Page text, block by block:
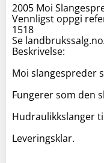
2005 Moi
Vennligst oppgi
1518
Se
Beskrivelse:
Moi slangespreder
Fungerer som den
Hudraulikkslanger
Leveringsklar.